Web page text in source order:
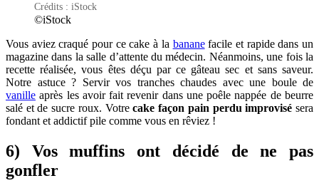
Crédits : iStock
©iStock
Vous aviez craqué pour ce cake à la bananefacile et rapide dans un
magazine dans la salle d’attente du médecin. Néanmoins, une fois la
recette réalisée, vous êtes déçu par ce gâteau sec et sans saveur.
Notre astuce ? Servir vos tranches chaudes avec une boule de
vanille après les avoir fait revenir dans une poêle nappée de beurre
salé et de sucre roux. Votrecake façon pain perdu improvisé sera
fondant et addictif pile comme vous en rêviez !
6) Vos muffins ont décidé de ne pas
gonfler